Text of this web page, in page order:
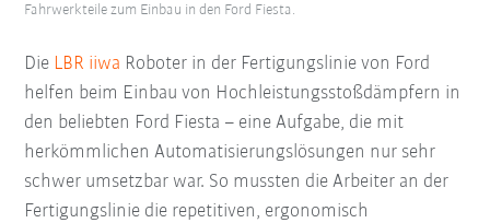
Die LBR iiwa Roboter in der Fertigungslinie von Ford
helfen beim Einbau von Hochleistungsstoßdämpfern in
den beliebten Ford Fiesta – eine Aufgabe, die mit
herkömmlichen Automatisierungslösungen nur sehr
schwer umsetzbar war. So mussten die Arbeiter an der
Fertigungslinie die repetitiven, ergonomisch
Fahrwerkteile zum Einbau in den Ford Fiesta.